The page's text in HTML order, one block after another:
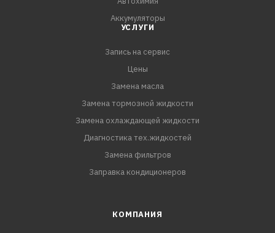
Аккумуляторы
УСЛУГИ
Запись на сервис
Цены
Замена масла
Замена тормозной жидкости
Замена охлаждающей жидкости
Диагностика тех.жидкостей
Замена фильтров
Заправка кондиционеров
КОМПАНИЯ